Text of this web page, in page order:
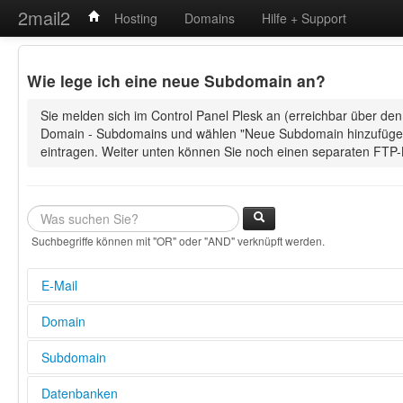
2mail2 Hosting Domains Hilfe + Support
Wie lege ich eine neue Subdomain an?
Sie melden sich im Control Panel Plesk an (erreichbar über
Domain - Subdomains und wählen "Neue Subdomain
eintragen. Weiter unten können Sie noch einen separaten
Suchbegriffe können mit "OR" oder "AND" verknüpft werden.
E-Mail
E-Mail Adresse in Outlook einrichten (POP3/IMAP und SMTP
Wie lege ich fest, ob es sich bei dem E-Mail Postfach um ein
Konto handelt?
Wie lautet der POP3- und SMTP-Server zum Abrufen meiner
Wie lege ich eine neue E-Mail Adresse an?
Domain
Wie kann ich meine Domain weiterleiten?
Domain Weiterleitung mittels .htaccess
Warum ist meine Domain nicht über www.meine_domain.de,
Subdomain
Wie lege ich eine neue Subdomain an?
Datenbanken